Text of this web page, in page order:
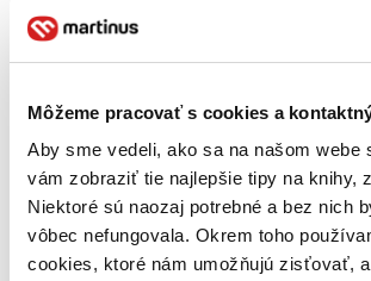
Môžeme pracovať s cookies a
Aby sme vedeli, ako sa na našom webe
vám zobraziť tie najlepšie tipy na knihy,
Niektoré sú naozaj potrebné a bez nich
vôbec nefungovala. Okrem toho
cookies, ktoré nám umožňujú zisťovať,
Česko (6109 titulov)
Slovensko (2354 titulov)
Slovensko
Francúzsko (721 titulov)Francúzsko
Nemecko (391 titulov) Nemecko391
Taliansko (253 titulov)Taliansko253
Kanada (241 titulov)
Kanada
Poľsko (191 titulov)
severský (174 titulov)severský174
Ukrajina (129 titulov)Ukrajina129